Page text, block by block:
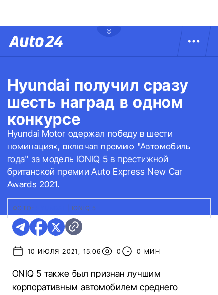
Hyundai получил сразу
шесть наград в одном
конкурсе
Hyundai Motor одержал победу в шести
номинациях, включая премию "Автомобиль
года" за модель IONIQ 5 в престижной
британской премии Auto Express New Car
Awards 2021.
ФОТО: IONIQ 5
10 ИЮЛЯ 2021, 15:06 0 0 МИН
ONIQ 5 также был признан лучшим
корпоративным автомобилем среднего